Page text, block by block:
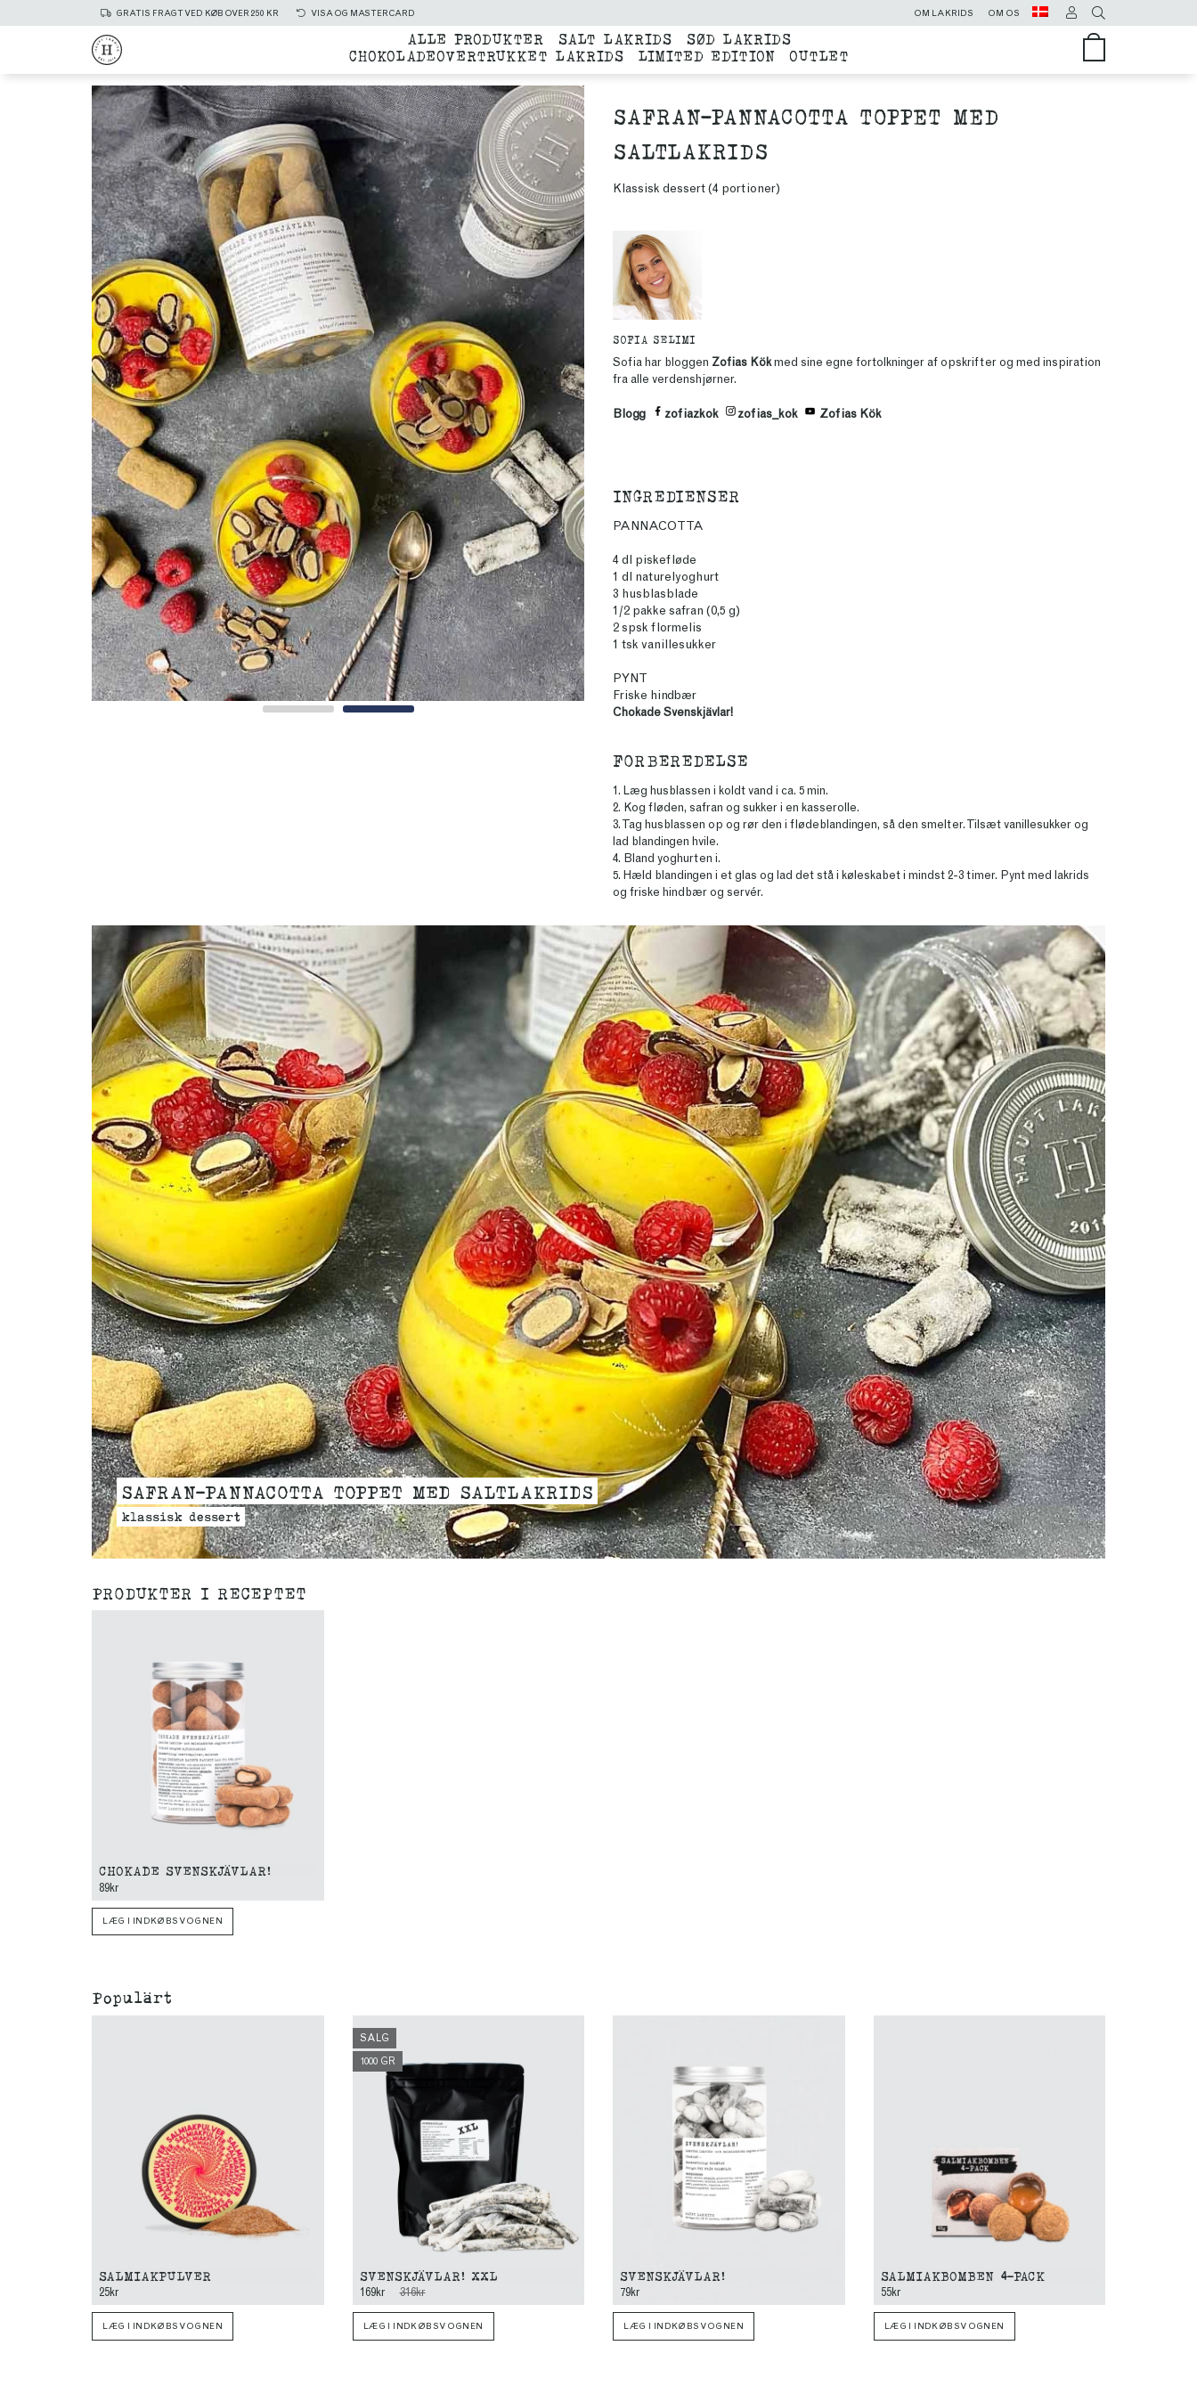
GRATIS FRAGT VED KØB OVER 250 KR VISA OG MASTERCARD OM LAKRIDS OM OS
ALLE PRODUKTER SALT LAKRIDS
SØD LAKRIDS
CHOKOLADEOVERTRUKKET LAKRIDS
LIMITED EDITION OUTLET
SAFRAN-PANNACOTTA TOPPET MED
SALTLAKRIDS
Klassisk dessert (4 portioner)
SOFIA SELIMI
Sofia har bloggen Zofias Kök med sine egne fortolkninger af opskrifter og med inspiration
fra alle verdenshjørner.
Blogg zofiazkok zofias_kok Zofias Kök
INGREDIENSER
PANNACOTTA
4 dl piskefløde
1 dl naturelyoghurt
3 husblasblade
1/2 pakke safran (0,5 g)
2 spsk flormelis
1 tsk vanillesukker
PYNT
Friske hindbær
Chokade Svenskjävlar!
FORBEREDELSE
1. Læg husblassen i koldt vand i ca. 5 min.
2. Kog fløden, safran og sukker i en kasserolle.
3. Tag husblassen op og rør den i flødeblandingen, så den smelter. Tilsæt vanillesukker og
lad blandingen hvile.
4. Bland yoghurten i.
5. Hæld blandingen i et glas og lad det stå i køleskabet i mindst 2-3 timer. Pynt med lakrids
og friske hindbær og servér.
SAFRAN-PANNACOTTA TOPPET MED SALTLAKRIDS
klassisk dessert
PRODUKTER I RECEPTET
CHOKADE SVENSKJÄVLAR!
89kr
LÆG I INDKØBSVOGNEN
Populärt
SALMIAKPULVER
25kr
LÆG I INDKØBSVOGNEN
SALG
1000 GR
SVENSKJÄVLAR! XXL
169kr 316kr
LÆG I INDKØBSVOGNEN
SVENSKJÄVLAR!
79kr
LÆG I INDKØBSVOGNEN
SALMIAKBOMBEN 4-PACK
55kr
LÆG I INDKØBSVOGNEN